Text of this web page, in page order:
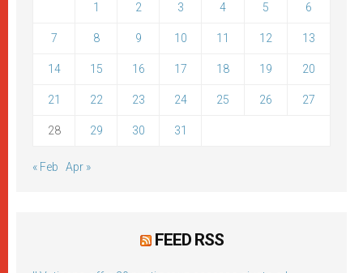
1 2 3 4 5 6
7 8 9 10 11 12 13
14 15 16 17 18 19 20
21 22 23 24 25 26 27
28 29 30 31
« Feb Apr »
FEED RSS